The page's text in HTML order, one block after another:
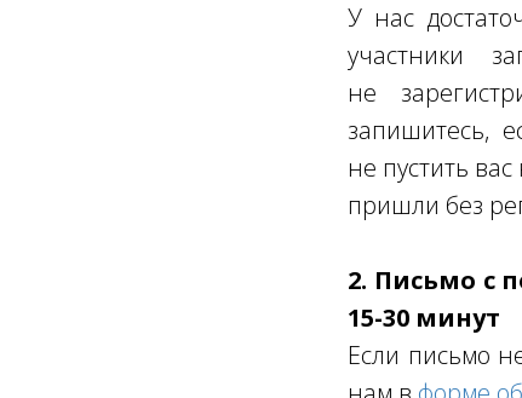
У нас
участники
не
запишитесь,
не пустить
пришли без
2. Письмо с
15-30 минут
Если письмо